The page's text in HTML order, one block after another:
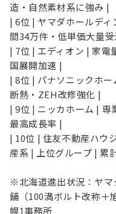
造・自然素材系に強み |
| 6位 | ヤマダホールデ
間34万件・低単価大量受
| 7位 | エディオン | 家電
国展開加速 |
| 8位 | パナソニックホ
断熱・ZEH改修強化 |
| 9位 | ニッカホーム | 専
最高成長率 |
| 10位 | 住友不動産ハウ
産系 | 上位グループ | 累
※北海道進出状況：ヤマ
舗（100満ボルト改称＋
幌1事務所